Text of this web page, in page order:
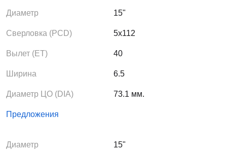
Диаметр 15"
Сверловка (PCD) 5x112
Вылет (ЕТ) 40
Ширина 6.5
Диаметр ЦО (DIA) 73.1 мм.
Предложения
Диаметр 15"